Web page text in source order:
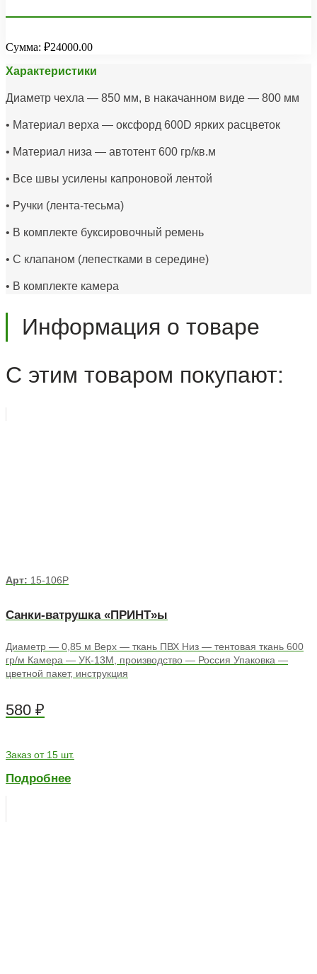
Сумма: ₽24000.00
Характеристики
Диаметр чехла — 850 мм, в накачанном виде — 800 мм
• Материал верха — оксфорд 600D ярких расцветок
• Материал низа — автотент 600 гр/кв.м
• Все швы усилены капроновой лентой
• Ручки (лента-тесьма)
• В комплекте буксировочный ремень
• С клапаном (лепестками в середине)
• В комплекте камера
Информация о товаре
С этим товаром покупают:
Арт: 15-106Р
Санки-ватрушка «ПРИНТ»ы
Диаметр — 0,85 м Верх — ткань ПВХ Низ — тентовая ткань 600
гр/м Камера — УК-13М, производство — Россия Упаковка —
цветной пакет, инструкция
580 ₽
Заказ от 15 шт.
Подробнее